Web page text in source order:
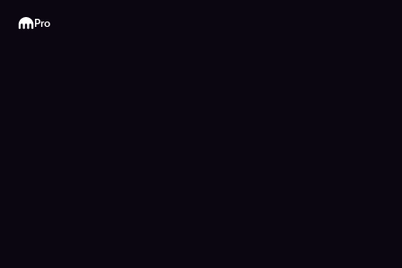
Kraken
Pro